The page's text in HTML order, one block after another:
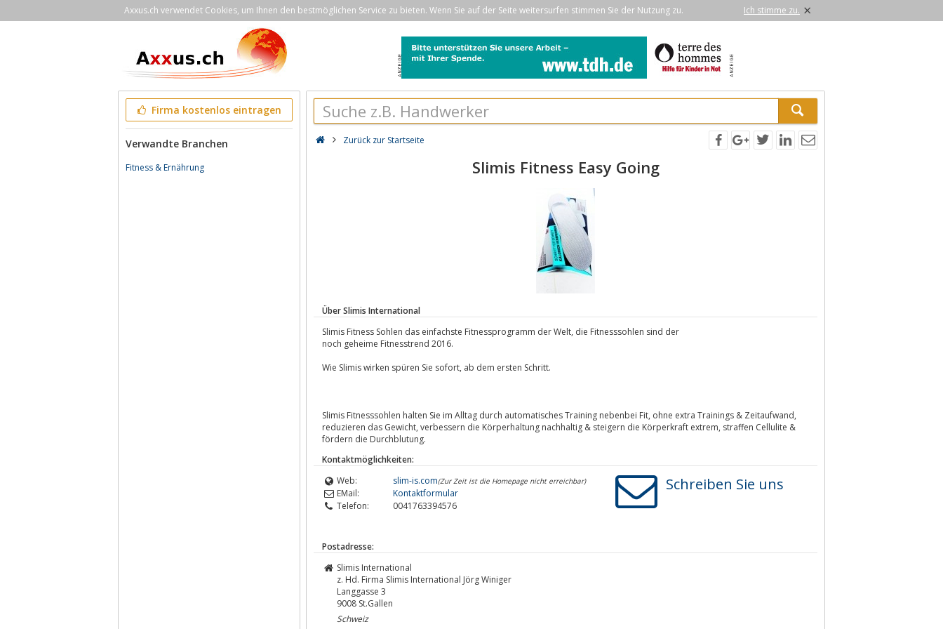
Axxus.ch verwendet Cookies, um Ihnen den bestmöglichen Service zu bieten. Wenn Sie auf der Seite weitersurfen stimmen Sie der Nutzung zu. Ich stimme zu. ×
Firma kostenlos eintragen
Verwandte Branchen
Fitness & Ernährung
Zurück zur Startseite
Slimis Fitness Easy Going
Über Slimis International
Slimis Fitness Sohlen das einfachste Fitnessprogramm der Welt, die Fitnesssohlen sind der
noch geheime Fitnesstrend 2016.
Wie Slimis wirken spüren Sie sofort, ab dem ersten Schritt.
Slimis Fitnesssohlen halten Sie im Alltag durch automatisches Training nebenbei Fit, ohne extra Trainings & Zeitaufwand,
reduzieren das Gewicht, verbessern die Körperhaltung nachhaltig & steigern die Körperkraft extrem, straffen Cellulite &
fördern die Durchblutung.
Kontaktmöglichkeiten:
Web:
slim-is.com(Zur Zeit ist die Homepage nicht erreichbar)
EMail:
Kontaktformular
Telefon:
0041763394576
Schreiben Sie uns
Postadresse:
Slimis International
z. Hd. Firma Slimis International Jörg Winiger
Langgasse 3
9008 St.Gallen
Schweiz